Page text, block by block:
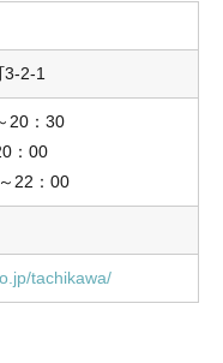
2-1
20：30
：00
22：00
tachikawa/